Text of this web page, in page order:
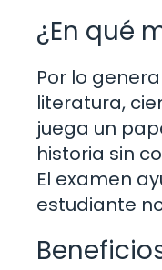
¿En qué
Por lo
literatura,
juega un
historia sin
El examen
estudiante